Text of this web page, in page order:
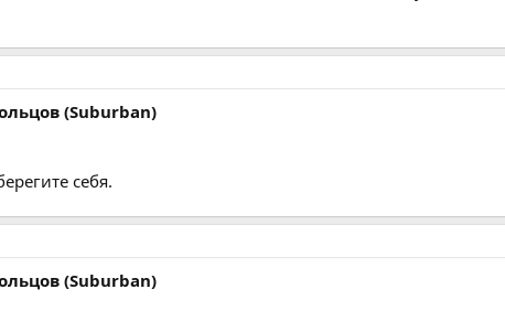
(Suburban)
себя.
(Suburban)